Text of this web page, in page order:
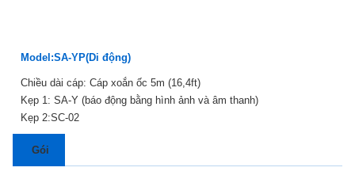
Model:SA-YP(Di động)
Chiều dài cáp: Cáp xoắn ốc 5m (16,4ft)
Kẹp 1: SA-Y (báo động bằng hình ảnh và âm thanh)
Kẹp 2:SC-02
Gói